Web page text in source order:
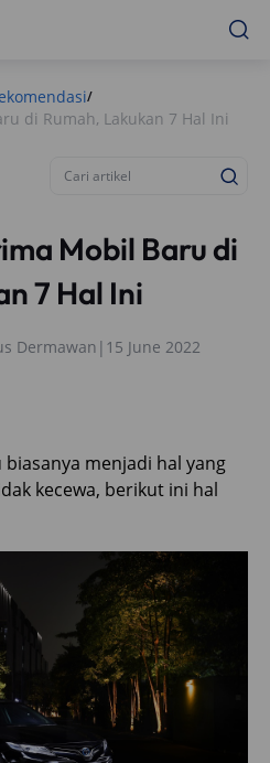
/
di Rumah, Lakukan 7 Hal Ini
Mobil Baru di
7 Hal Ini
Dermawan | 15 June 2022
menjadi hal yang
kecewa, berikut ini hal